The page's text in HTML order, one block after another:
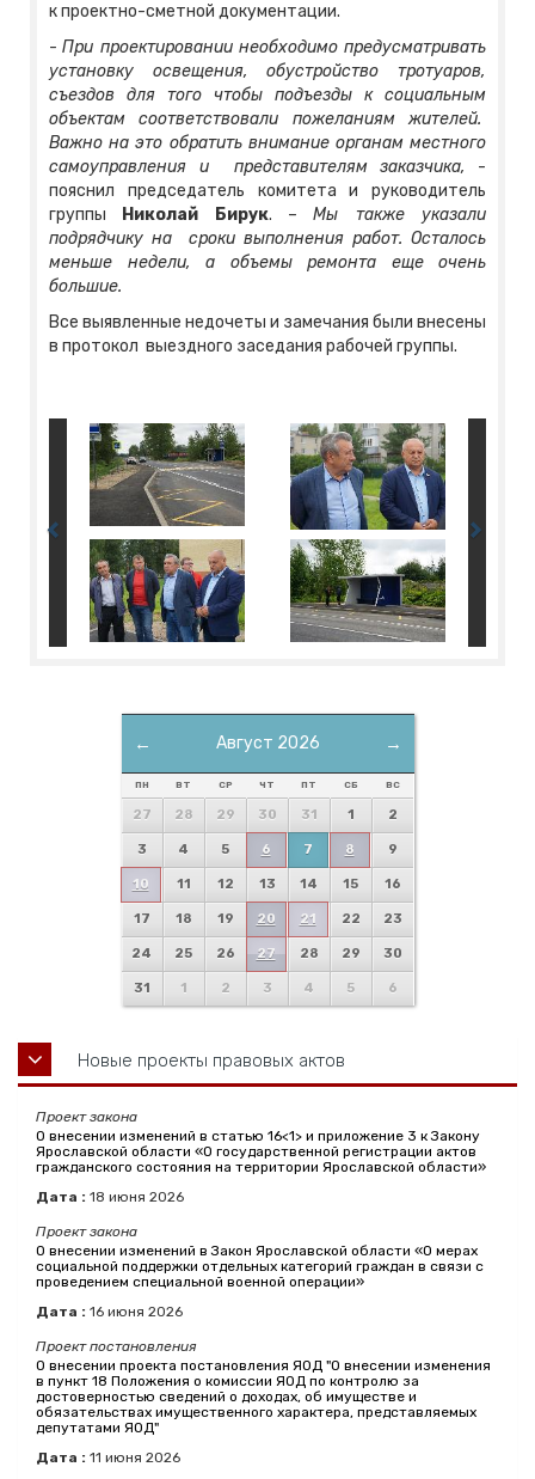
к проектно-сметной документации.
-При проектировании необходимо предусматривать
установку освещения, обустройство тротуаров,
съездов для того чтобы подъезды к социальным
объектам соответствовали пожеланиям жителей.
Важно на это обратить внимание органам местного
самоуправления и представителям заказчика,
-
пояснил председатель комитета и руководитель
группы
Николай Бирук. –Мы также указали
подрядчику на сроки выполнения работ. Осталось
меньше недели, а объемы ремонта еще очень
большие.
Все выявленные недочеты и замечания были внесены
в протокол выездного заседания рабочей группы.
← →
Август 2026
ПН ВТ СР ЧТ ПТ СБ ВС
27 28 29 30 31 1 2
3 4 5 6 7 8 9
10 11 12 13 14 15 16
17 18 19 20 21 22 23
24 25 26 27 28 29 30
31 1 2 3 4 5 6
Новые проекты правовых актов
Проект закона
О внесении изменений в статью 16<1> и приложение 3 к Закону
Ярославской области «О государственной регистрации актов
гражданского состояния на территории Ярославской области»
Дата : 18 июня 2026
Проект закона
О внесении изменений в Закон Ярославской области «О мерах
социальной поддержки отдельных категорий граждан в связи с
проведением специальной военной операции»
Дата : 16 июня 2026
Проект постановления
О внесении проекта постановления ЯОД "О внесении изменения
в пункт 18 Положения о комиссии ЯОД по контролю за
достоверностью сведений о доходах, об имуществе и
обязательствах имущественного характера, представляемых
депутатами ЯОД"
Дата : 11 июня 2026